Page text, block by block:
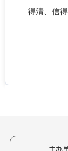
得清、信得
主办